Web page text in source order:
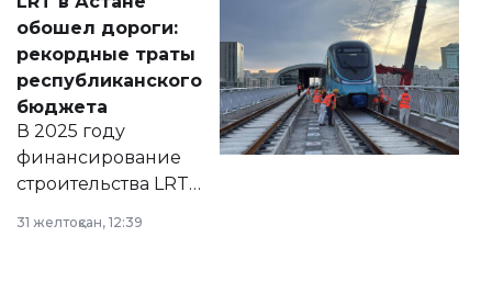
документ
появился в базе
нормативных
правовых актов и
на сайте маслихат
города.
обошел дороги:
рекордные траты
республиканского
бюджета
В 2025 году
финансирование
строительства LRT
республиканского
31 желтоқсан, 12:39